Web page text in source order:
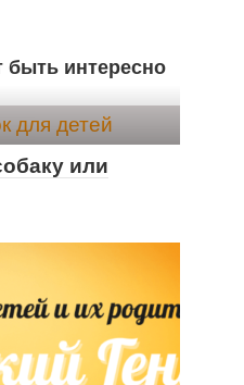
быть интересно
или